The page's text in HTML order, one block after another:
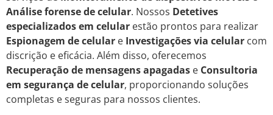
Análise forense de celular. Nossos Detetives
especializados em celular estão prontos para realizar
Espionagem de celular e Investigações via celular com
discrição e eficácia. Além disso, oferecemos
Recuperação de mensagens apagadas e Consultoria
em segurança de celular, proporcionando soluções
completas e seguras para nossos clientes.